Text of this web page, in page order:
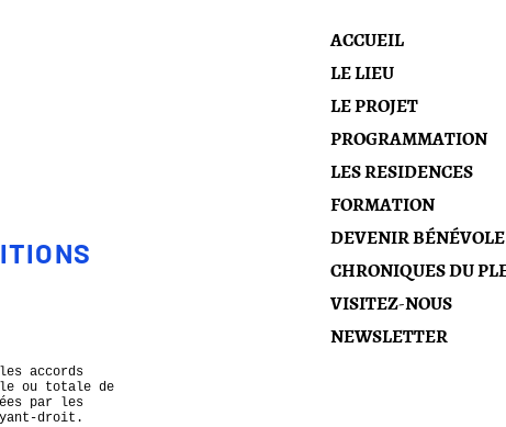
ACCUEIL
LE LIEU
LE PROJET
PROGRAMMATION
LES RESIDENCES
FORMATION
DEVENIR BÉNÉVOLE
CHRONIQUES DU
VISITEZ-NOUS
NEWSLETTER
accords
ou totale de
par les
droit.